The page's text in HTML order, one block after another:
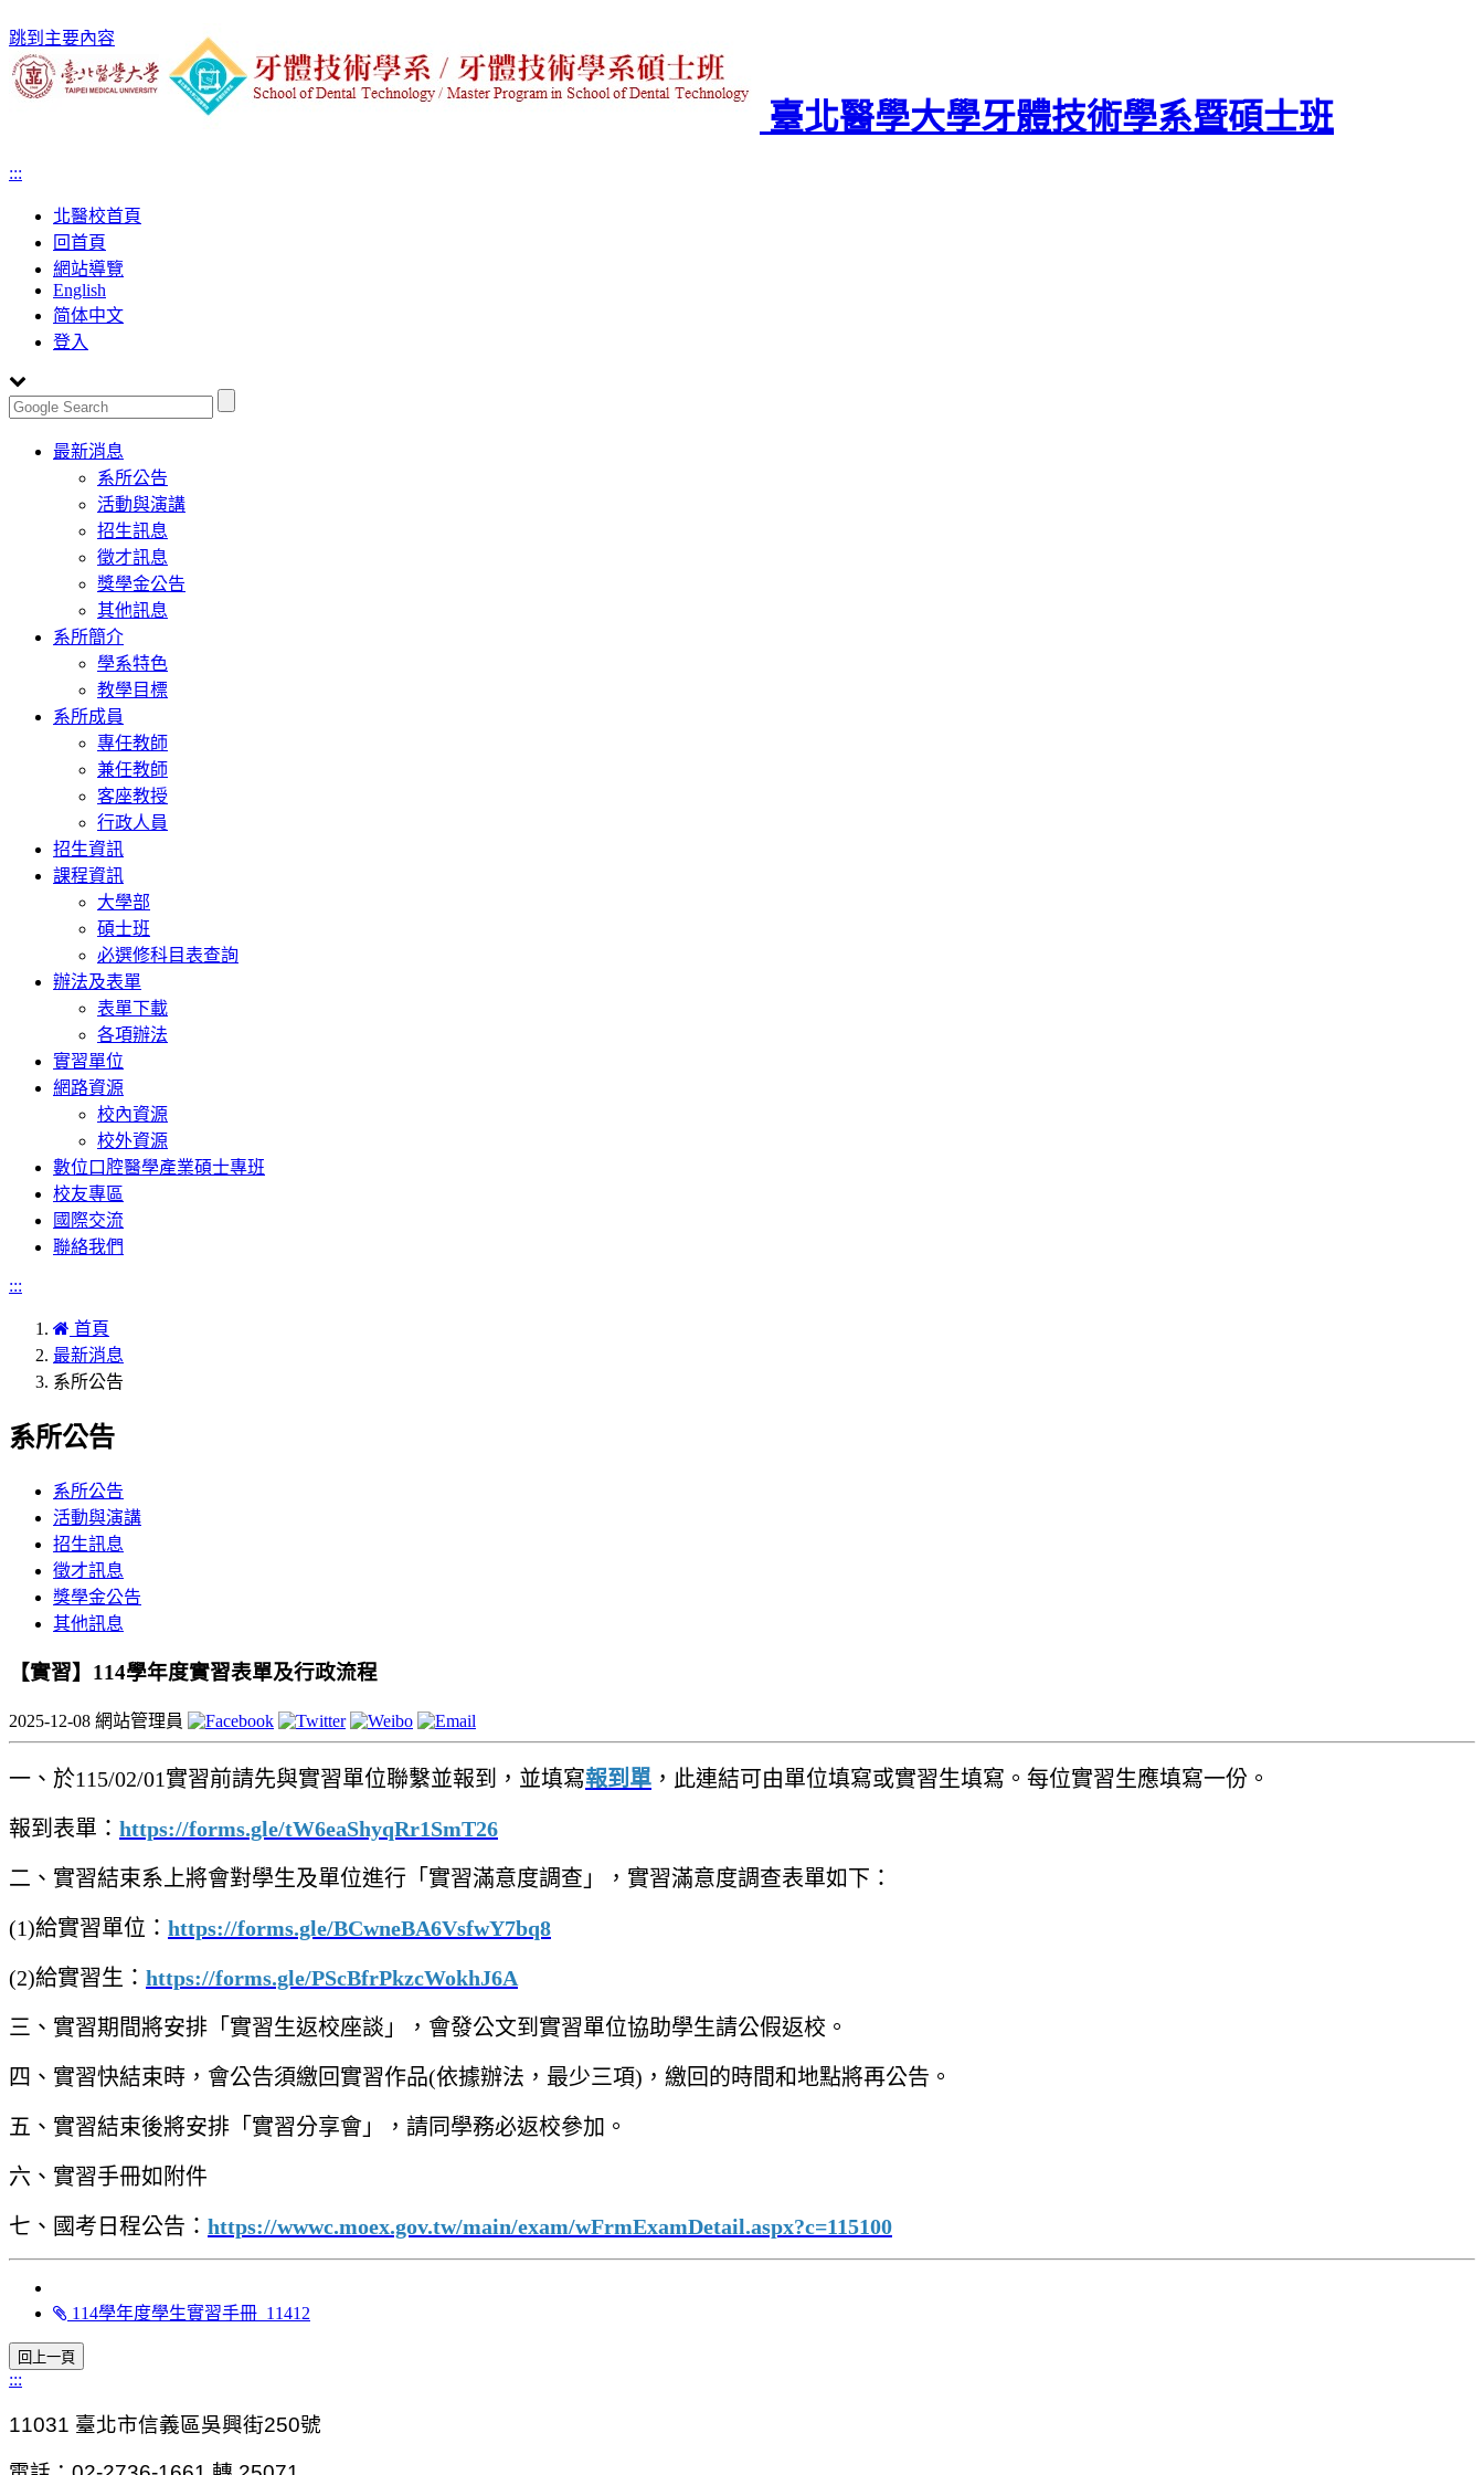
跳到主要內容
臺北醫學大學牙體技術學系暨碩士班
:::
北醫校首頁
回首頁
網站導覽
English
简体中文
登入
Toggle
navigation
最新消息
系所公告
活動與演講
招生訊息
徵才訊息
獎學金公告
其他訊息
系所簡介
學系特色
教學目標
系所成員
專任教師
兼任教師
客座教授
行政人員
招生資訊
課程資訊
大學部
碩士班
必選修科目表查詢
辦法及表單
表單下載
各項辦法
實習單位
網路資源
校內資源
校外資源
數位口腔醫學產業碩士專班
校友專區
國際交流
聯絡我們
:::
首頁
最新消息
系所公告
系所公告
系所公告
活動與演講
招生訊息
徵才訊息
獎學金公告
其他訊息
【實習】114學年度實習表單及行政流程
2025-12-08 網站管理員
一、於115/02/01實習前請先與實習單位聯繫並報到，並填寫報到單 ，此連結可由單位填寫或實習生填寫。每位實習生應填寫一份。
報到表單： https://forms.gle/tW6eaShyqRr1SmT26
二、實習結束系上將會對學生及單位進行「實習滿意度調查」，實習滿意度調查表單如下：
(1)給實習單位： https://forms.gle/BCwneBA6VsfwY7bq8
(2)給實習生： https://forms.gle/PScBfrPkzcWokhJ6A
三、實習期間將安排「實習生返校座談」，會發公文到實習單位協助學生請公假返校。
四、實習快結束時，會公告須繳回實習作品(依據辦法，最少三項)，繳回的時間和地點將再公告。
五、實習結束後將安排「實習分享會」，請同學務必返校參加。
六、實習手冊如附件
七、國考日程公告： https://wwwc.moex.gov.tw/main/exam/wFrmExamDetail.aspx?c=115100
114學年度學生實習手冊_11412
:::
11031 臺北市信義區吳興街250號